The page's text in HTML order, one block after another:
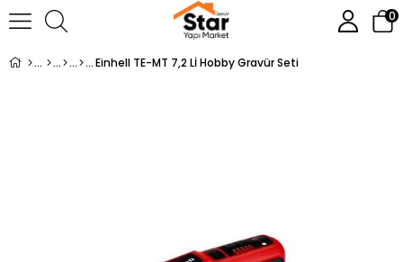
0
Einhell TE-MT 7,2 Lİ Hobby Gravür Seti